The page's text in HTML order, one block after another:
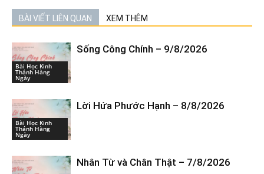
BÀI VIẾT LIÊN QUAN XEM THÊM
Bài Học Kinh
Thánh Hàng
Ngày
Sống Công Chính – 9/8/2026
Bài Học Kinh
Thánh Hàng
Ngày
Lời Hứa Phước Hạnh – 8/8/2026
Nhân Từ và Chân Thật – 7/8/2026